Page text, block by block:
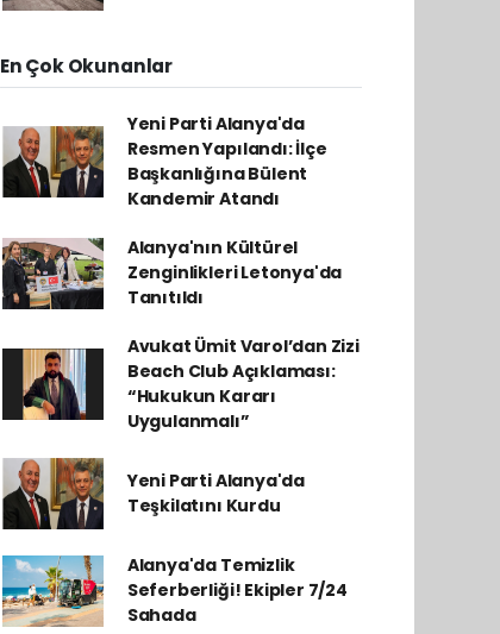
En Çok Okunanlar
Yeni Parti Alanya'da
Resmen Yapılandı: İlçe
Başkanlığına Bülent
Kandemir Atandı
Alanya'nın Kültürel
Zenginlikleri Letonya'da
Tanıtıldı
Avukat Ümit Varol’dan Zizi
Beach Club Açıklaması:
“Hukukun Kararı
Uygulanmalı”
Yeni Parti Alanya'da
Teşkilatını Kurdu
Alanya'da Temizlik
Seferberliği! Ekipler 7/24
Sahada